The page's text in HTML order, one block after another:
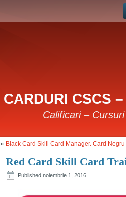
CARDURI CSCS
Calificari –
« Black Card Skill Card Manager. Card Negru
Red Card Skill Card
Published noiembrie 1, 2016